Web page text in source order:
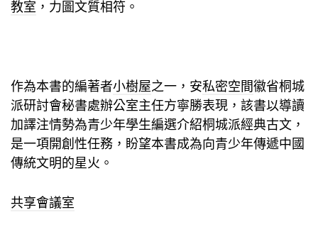
教室 ，力圖文質相符。
作為本書的編著者小樹屋之一，安私密空間徽省桐城
派研討會秘書處辦公室主任方寧勝表現，該書以導讀
加譯注情勢為青少年學生編選介紹桐城派經典古文，
是一項開創性任務，盼望本書成為向青少年傳遞中國
傳統文明的星火。
共享會議室